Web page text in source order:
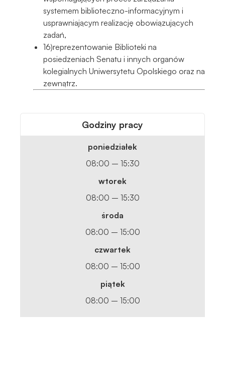
systemem biblioteczno-informacyjnym i
usprawniającym realizację obowiązujących
zadań,
16)reprezentowanie Biblioteki na
posiedzeniach Senatu i innych organów
kolegialnych Uniwersytetu Opolskiego oraz na
zewnątrz.
Godziny pracy
poniedziałek
08:00 – 15:30
wtorek
08:00 – 15:30
środa
08:00 – 15:00
czwartek
08:00 – 15:00
piątek
08:00 – 15:00